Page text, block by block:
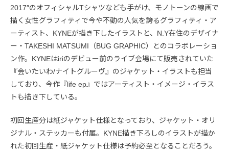
2017″のオフィシャルTシャツなども手がけ、モノトーンの線画で
描く女性グラフィティで今や不動の人気を誇るグラフィティ・ア
ーティスト、KYNEが描き下したイラストと、N.Y在住のデザイナ
ー・TAKESHI MATSUMI（BUG GRAPHIC）とのコラボレーショ
ン作。KYNEはiriのデビュー前のライブ会場にて販売されていた
『会いたいわ/ナイトグルーヴ』のジャケット・イラストも担当
しており、今作『life ep』ではアーティスト・イメージ・イラス
トも描き下している。
初回生産分は紙ジャケット仕様となっており、ジャケット・オリ
ジナル・ステッカーも付属。KYNE描き下ろしのイラストが描か
れた初回生産・紙ジャケット仕様は予約必至となることだろう。